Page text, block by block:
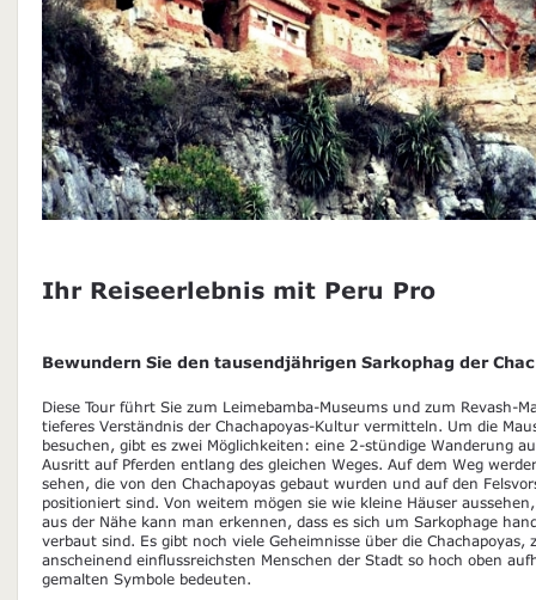
Ihr Reiseerlebnis mit Peru Pro
Bewundern Sie den tausendjährigen Sarkophag der
Diese Tour führt Sie zum Leimebamba-Museums und zum Revash-
tieferes Verständnis der Chachapoyas-Kultur vermitteln. Um die
besuchen, gibt es zwei Möglichkeiten: eine 2-stündige Wanderung
Ausritt auf Pferden entlang des gleichen Weges. Auf dem Weg
sehen, die von den Chachapoyas gebaut wurden und auf den
positioniert sind. Von weitem mögen sie wie kleine Häuser
aus der Nähe kann man erkennen, dass es sich um Sarkophage
verbaut sind. Es gibt noch viele Geheimnisse über die Chachapoyas,
anscheinend einflussreichsten Menschen der Stadt so hoch oben
gemalten Symbole bedeuten.